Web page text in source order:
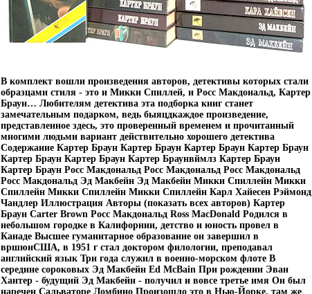
В комплект вошли произведения авторов, детективы которых стали
образцами стиля - это и Микки Спиллей, и Росс Макдональд, Картер
Браун… Любителям детектива эта подборка книг станет
замечательным подарком, ведь быяцдкаждое произведение,
представленное здесь, это проверенный временем и прочитанный
многими людьми вариант действительно хорошего детектива
Содержание Картер Браун Картер Браун Картер Браун Картер Браун
Картер Браун Картер Браун Картер Браунвймлз Картер Браун
Картер Браун Росс Макдональд Росс Макдональд Росс Макдональд
Росс Макдональд Эд Макбейн Эд Макбейн Микки Спиллейн Микки
Спиллейн Микки Спиллейн Микки Спиллейн Карл Хайесен Рэймонд
Чандлер Иллюстрация Авторы (показать всех авторов) Картер
Браун Carter Brown Росс Макдональд Ross MacDonald Родился в
небольшом городке в Калифорнии, детство и юность провел в
Канаде Высшее гуманитарное образование он завершил в
вршюнСША, в 1951 г стал доктором филологии, преподавал
английский язык Три года служил в военно-морском флоте В
середине сороковых Эд Макбейн Ed McBain При рождении Эван
Хантер - будущий Эд Макбейн - получил и вовсе третье имя Он был
наречен Сальваторе Ломбино Произошло это в Нью-Йорке, там же